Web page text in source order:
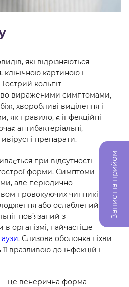
які відрізняються
картиною і
кольпіт
вираженими симптомами,
хворобливі виділення і
як правило, є інфекційні
антибактеріальні,
препарати.
при відсутності
форми. Симптоми
але періодично
провокуючих чинників,
або ослаблений
пов’язаний з
організмі, найчастіше
. Слизова оболонка піхви
вразливою до інфекцій і
– це венерична форма
Запис на прийом